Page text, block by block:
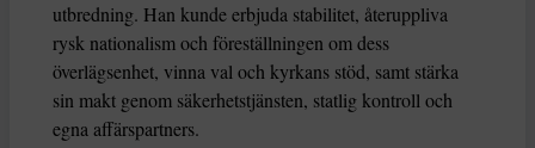
utbredning. Han kunde erbjuda stabilitet, återuppliva
rysk nationalism och föreställningen om dess
överlägsenhet, vinna val och kyrkans stöd, samt stärka
sin makt genom säkerhetstjänsten, statlig kontroll och
egna affärspartners.